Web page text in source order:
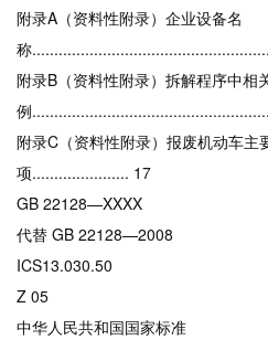
附录A（资料性附录）企业设备名
称
附录B（资料性附录）拆解程序中相
例
附录C（资料性附录）报废机动车主
项...................... 17
GB 22128—XXXX
代替 GB 22128—2008
ICS13.030.50
Z 05
中华人民共和国国家标准